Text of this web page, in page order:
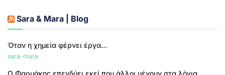
Sara & Mara | Blog
Όταν η χημεία φέρνει έργα...
sara-mara
Ο Φαρμάκης επενδύει εκεί που άλλοι μένουν στα λόγια